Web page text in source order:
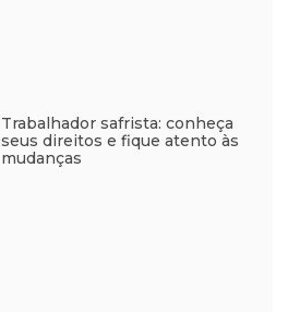
Trabalhador safrista: conheça
seus direitos e fique atento às
mudanças